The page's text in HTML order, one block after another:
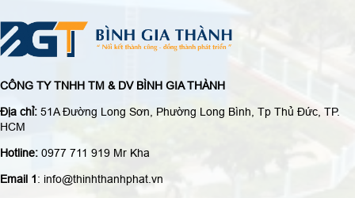
CÔNG TY TNHH TM & DV BÌNH GIA THÀNH
Địa chỉ: 51A Đường Long Sơn, Phường Long Bình, Tp Thủ Đức, TP.
HCM
Hotline: 0977 711 919 Mr Kha
Email 1: info@thinhthanhphat.vn